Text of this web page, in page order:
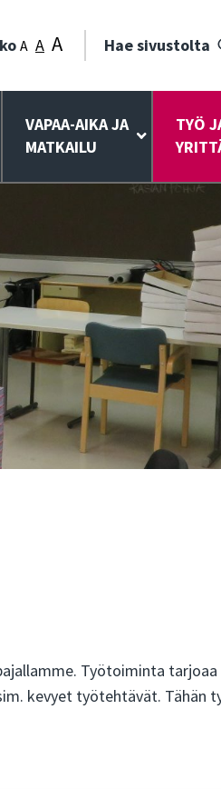
A A A Hae sivustolta
VAPAA-AIKA JA
MATKAILU
TYÖ
Työtoiminta
kevyet työtehtävät. Tähän